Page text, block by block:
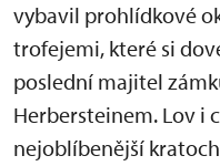
vybavil prohlídkové
trofejemi, které si
poslední majitel
Herbersteinem. Lov i
nejoblíbenější